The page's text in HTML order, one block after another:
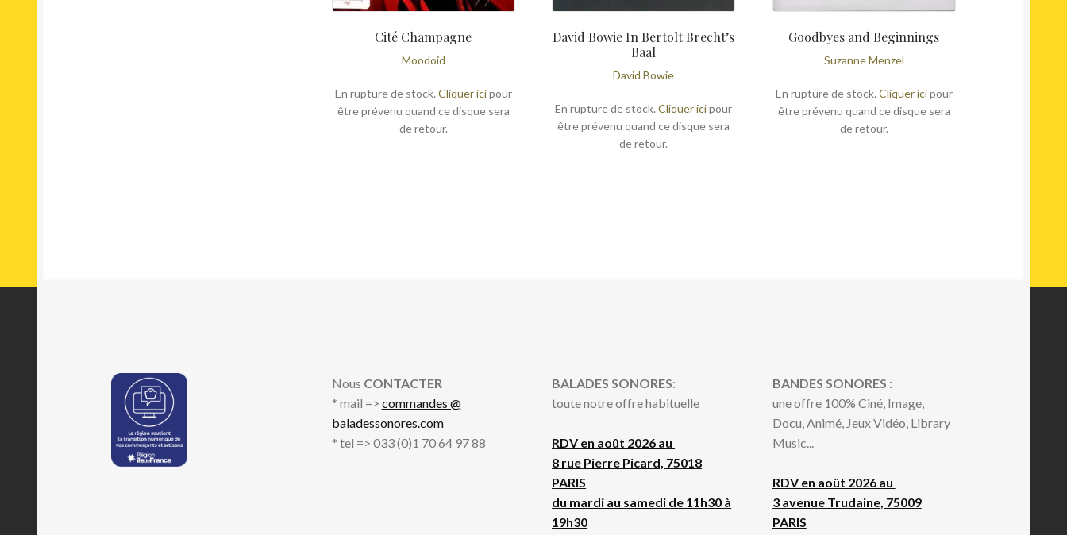
Cité Champagne
Moodoid
En rupture de stock. Cliquer icipour
être prévenu quand ce disque sera
de retour.
David Bowie In Bertolt Brecht’s
Baal
David Bowie
En rupture de stock.Cliquer icipour
être prévenu quand ce disque sera
de retour.
Goodbyes and Beginnings
Suzanne Menzel
En rupture de stock. Cliquer icipour
être prévenu quand ce disque sera
de retour.
Nous CONTACTER
* mail => commandes @
baladessonores.com
* tel => 033 (0)1 70 64 97 88
BALADES SONORES:
toute notre offre habituelle
RDV en août 2026 au
8 rue Pierre Picard, 75018
PARIS
du mardi au samedi de 11h30 à
19h30
BANDES SONORES :
une offre 100% Ciné, Image,
Docu, Animé, Jeux Vidéo, Library
Music...
RDV en août 2026 au
3 avenue Trudaine, 75009
PARIS